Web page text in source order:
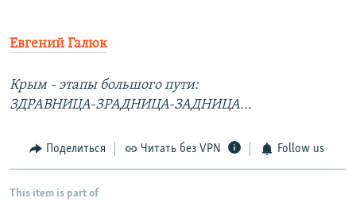
Евгений Галюк
Крым - этапы большого пути:
ЗДРАВНИЦА-ЗРАДНИЦА-ЗАДНИЦА...
Поделиться Читать без VPN Follow us
This item is part of